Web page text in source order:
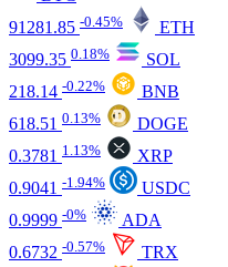
91281.85 -0.45%
ETH
3099.35 0.18%
SOL
218.14 -0.22%
BNB
618.51 0.13%
DOGE
0.3781 1.13%
XRP
0.9041 -1.94%
USDC
0.9999 -0%
ADA
0.6732 -0.57%
TRX